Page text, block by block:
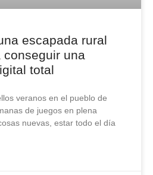
escapada rural
conseguir una
total
veranos en el pueblo de
de juegos en plena
nuevas, estar todo el día